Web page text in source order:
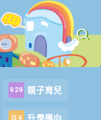
929 親子育兒
134